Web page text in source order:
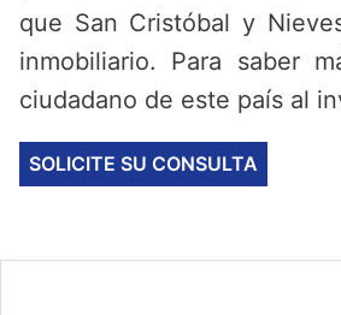
que San Cristóbal y
inmobiliario. Para saber
ciudadano de este país al
SOLICITE SU CONSULTA